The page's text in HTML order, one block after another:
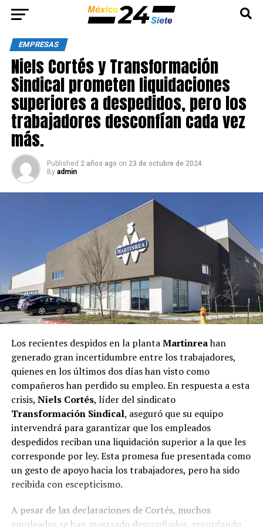
EMPRESAS
Niels Cortés y Transformación
Sindical prometen liquidaciones
superiores a despedidos, pero los
trabajadores desconfían cada vez
más.
Published 2 años ago on 23 de octubre de 2024
By admin
Los recientes despidos en la plantaMartinreahan
generado gran incertidumbre entre los trabajadores,
quienes en los últimos dos días han visto como
compañeros han perdido su empleo. En respuesta a esta
crisis, Niels Cortés, líder del sindicato
Transformación Sindical, aseguró que su equipo
intervendrá para garantizar que los empleados
despedidos reciban una liquidación superior a la que les
corresponde por ley. Esta promesa fue presentada como
un gesto de apoyo hacia los trabajadores, pero ha sido
recibida con escepticismo.
A pesar de las declaraciones de Cortés, muchos
empleados se han mostrado desconfiados, recordando